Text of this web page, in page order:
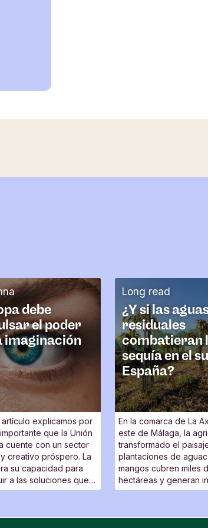
debe
el poder
imaginación
artículo explicamos por
que la Unión
cuente con un sector
creativo próspero. La
su capacidad para
a las soluciones que
retos sociales y no
¿Y si las
residuales
combatieran
sequía en el
España?
Long read
En la comarca de La
este de Málaga, la
transformado el
plantaciones de
mangos cubren miles
hectáreas y generan
importantes para la